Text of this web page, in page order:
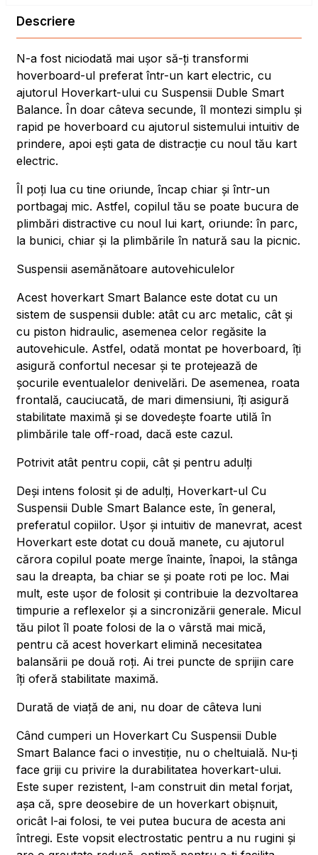
Descriere
N-a fost niciodată mai ușor să-ți transformi
hoverboard-ul preferat într-un kart electric, cu
ajutorul Hoverkart-ului cu Suspensii Duble Smart
Balance. În doar câteva secunde, îl montezi simplu și
rapid pe hoverboard cu ajutorul sistemului intuitiv de
prindere, apoi ești gata de distracție cu noul tău kart
electric.
Îl poți lua cu tine oriunde, încap chiar și într-un
portbagaj mic. Astfel, copilul tău se poate bucura de
plimbări distractive cu noul lui kart, oriunde: în parc,
la bunici, chiar și la plimbările în natură sau la picnic.
Suspensii asemănătoare autovehiculelor
Acest hoverkart Smart Balance este dotat cu un
sistem de suspensii duble: atât cu arc metalic, cât și
cu piston hidraulic, asemenea celor regăsite la
autovehicule. Astfel, odată montat pe hoverboard, îți
asigură confortul necesar și te protejează de
șocurile eventualelor denivelări. De asemenea, roata
frontală, cauciucată, de mari dimensiuni, îți asigură
stabilitate maximă și se dovedește foarte utilă în
plimbările tale off-road, dacă este cazul.
Potrivit atât pentru copii, cât și pentru adulți
Deși intens folosit și de adulți, Hoverkart-ul Cu
Suspensii Duble Smart Balance este, în general,
preferatul copiilor. Ușor și intuitiv de manevrat, acest
Hoverkart este dotat cu două manete, cu ajutorul
cărora copilul poate merge înainte, înapoi, la stânga
sau la dreapta, ba chiar se și poate roti pe loc. Mai
mult, este ușor de folosit și contribuie la dezvoltarea
timpurie a reflexelor și a sincronizării generale. Micul
tău pilot îl poate folosi de la o vârstă mai mică,
pentru că acest hoverkart elimină necesitatea
balansării pe două roți. Ai trei puncte de sprijin care
îți oferă stabilitate maximă.
Durată de viață de ani, nu doar de câteva luni
Când cumperi un Hoverkart Cu Suspensii Duble
Smart Balance faci o investiție, nu o cheltuială. Nu-ți
face griji cu privire la durabilitatea hoverkart-ului.
Este super rezistent, l-am construit din metal forjat,
așa că, spre deosebire de un hoverkart obișnuit,
oricât l-ai folosi, te vei putea bucura de acesta ani
întregi. Este vopsit electrostatic pentru a nu rugini și